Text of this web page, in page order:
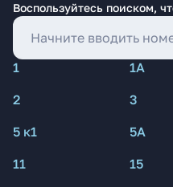
Воспользуйтесь поиском,
1 1А
2
3
5 к1
5А
11
15